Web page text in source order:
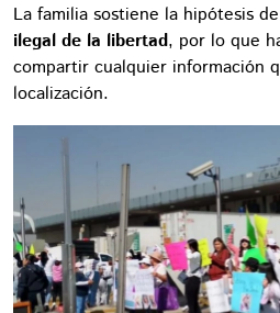
La familia sostiene la hipótesis
ilegal de la libertad, por lo que
compartir cualquier información
localización.